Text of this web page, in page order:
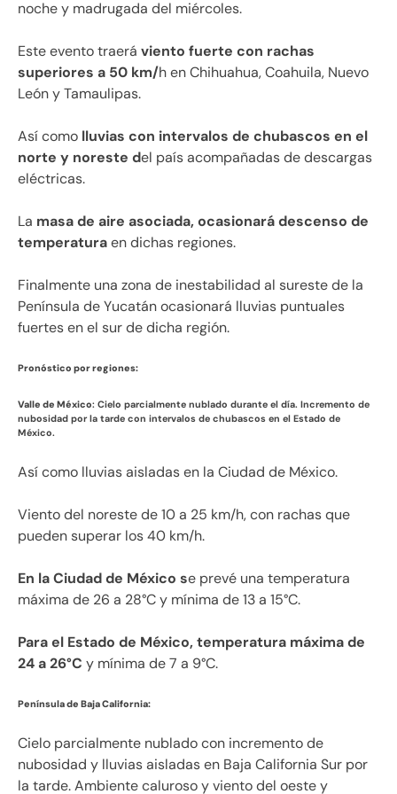
noche y madrugada del miércoles.
Este evento traerá viento fuerte con rachas
superiores a 50 km/h en Chihuahua, Coahuila, Nuevo
León y Tamaulipas.
Así como lluvias con intervalos de chubascos en el
norte y noreste del país acompañadas de descargas
eléctricas.
La masa de aire asociada, ocasionará descenso de
temperaturaen dichas regiones.
Finalmente una zona de inestabilidad al sureste de la
Península de Yucatán ocasionará lluvias puntuales
fuertes en el sur de dicha región.
Pronóstico por regiones:
Valle de México: Cielo parcialmente nublado durante el día. Incremento de
nubosidad por la tarde con intervalos de chubascos en el Estado de
México.
Así como lluvias aisladas en la Ciudad de México.
Viento del noreste de 10 a 25 km/h, con rachas que
pueden superar los 40 km/h.
En la Ciudad de México se prevé una temperatura
máxima de 26 a 28°C y mínima de 13 a 15°C.
Para el Estado de México, temperatura máxima de
24 a 26°C y mínima de 7 a 9°C.
Península de Baja California:
Cielo parcialmente nublado con incremento de
nubosidad y lluvias aisladas en Baja California Sur por
la tarde. Ambiente caluroso y viento del oeste y